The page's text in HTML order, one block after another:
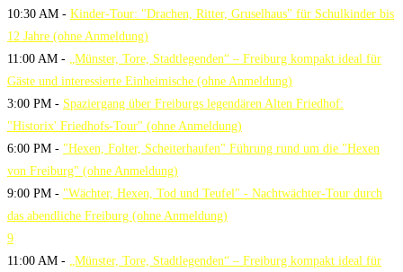
10:30 AM - Kinder-Tour: "Drachen, Ritter, Gruselhaus" für Schulkinder bis
12 Jahre (ohne Anmeldung)
11:00 AM - „Münster, Tore, Stadtlegenden“ – Freiburg kompakt ideal für
Gäste und interessierte Einheimische (ohne Anmeldung)
3:00 PM - Spaziergang über Freiburgs legendären Alten Friedhof:
"Historix' Friedhofs-Tour" (ohne Anmeldung)
6:00 PM - "Hexen, Folter, Scheiterhaufen" Führung rund um die "Hexen
von Freiburg" (ohne Anmeldung)
9:00 PM - "Wächter, Hexen, Tod und Teufel" - Nachtwächter-Tour durch
das abendliche Freiburg (ohne Anmeldung)
9
11:00 AM - „Münster, Tore, Stadtlegenden“ – Freiburg kompakt ideal für